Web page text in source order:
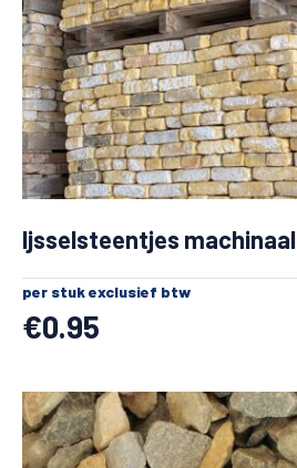
Ijsselsteentjes machinaal
per stuk exclusief btw
€0.95